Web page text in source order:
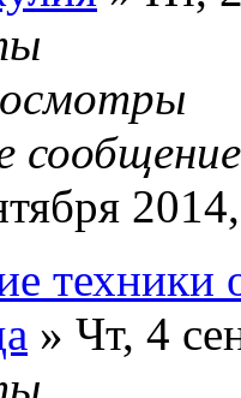
» Чт, 4